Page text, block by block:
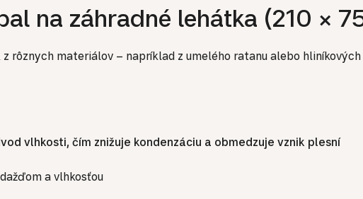
na záhradné lehátka (210 ×
rôznych materiálov – napríklad z umelého ratanu alebo
vlhkosti, čím znižuje kondenzáciu a obmedzuje vznik plesní
a vlhkosťou